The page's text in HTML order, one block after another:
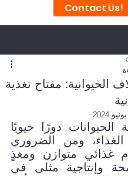
Contact Us!
الحيوانية: مفتاح تغذية